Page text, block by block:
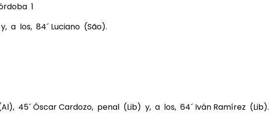
1
a los, 84´ Luciano (São).
45´ Óscar Cardozo, penal (Lib) y, a los, 64´ Iván Ramírez (Lib).